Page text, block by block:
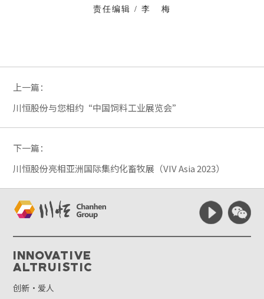
责任编辑 / 李 梅
上一篇：
川恒股份与您相约“中国饲料工业展览会”
下一篇：
川恒股份亮相亚洲国际集约化畜牧展（VIV Asia 2023）
Innovative
Altruistic
创新·爱人